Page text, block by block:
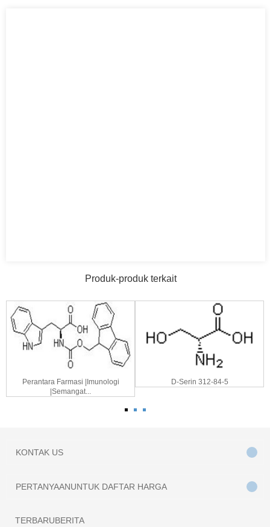
Produk-produk terkait
Perantara Farmasi |Imunologi
|Semangat...
D-Serin 312-84-5
KONTAK US
PERTANYAANUNTUK DAFTAR HARGA
TERBARUBERITA